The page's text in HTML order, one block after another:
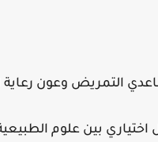
التمريض وعون رعاية
بين علوم